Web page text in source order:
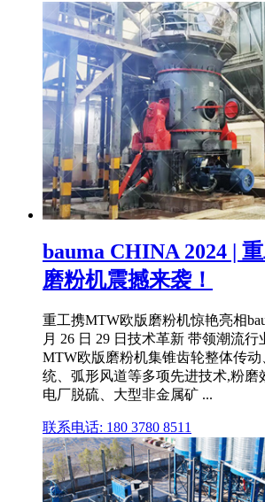
bauma CHINA 2024 |
磨粉机震撼来袭！
重工携MTW欧版磨粉机惊艳亮相
月 26 日 29 日技术革新 带领潮流
MTW欧版磨粉机集锥齿轮整体传
统、弧形风道等多项先进技术,粉磨
电厂脱硫、大型非金属矿 ...
联系电话: 180 3780 8511